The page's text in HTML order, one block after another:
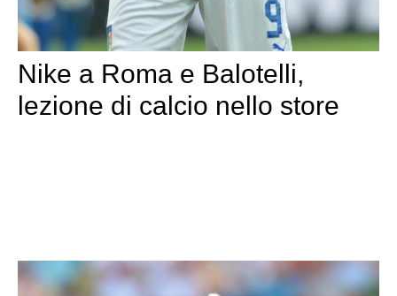
Nike a Roma e Balotelli,
lezione di calcio nello store